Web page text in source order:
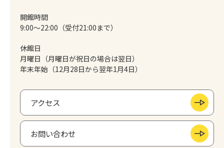
開館時間
9:00～22:00（受付21:00まで）
休館日
月曜日（月曜日が祝日の場合は翌日）
年末年始（12月28日から翌年1月4日）
アクセス
お問い合わせ